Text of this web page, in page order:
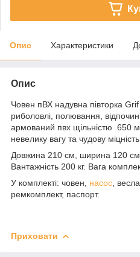
Опис Характеристики
Опис
Човен пВХ надувна півторка
риболовлі, полювання,
армований пвх щільністю 650
невелику вагу та чудову
Довжина 210 см, ширина 120
Вантажність 200 кг. Вага
У комплекті: човен, насос ,
ремкомплект, паспорт.
Приховати